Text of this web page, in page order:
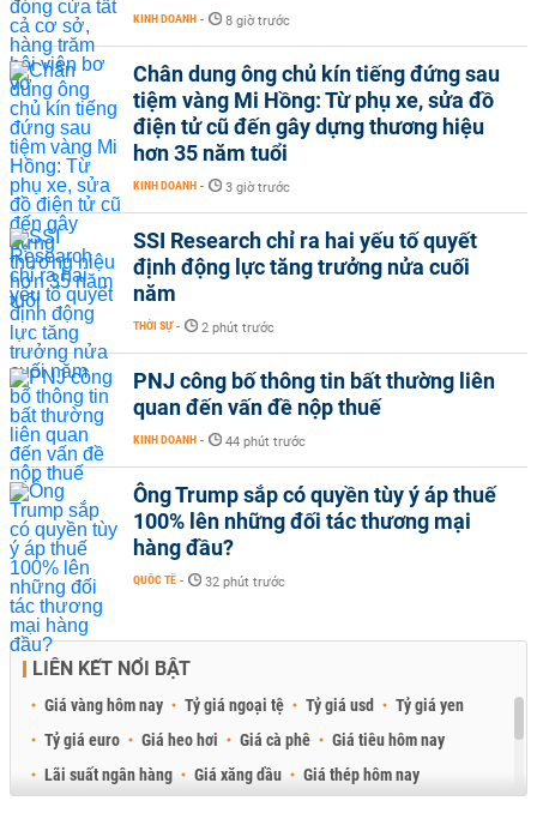
KINH DOANH - 8 giờ trước
Chân dung ông chủ kín tiếng đứng sau
tiệm vàng Mi Hồng: Từ phụ xe, sửa đồ
điện tử cũ đến gây dựng thương hiệu
hơn 35 năm tuổi
KINH DOANH - 3 giờ trước
SSI Research chỉ ra hai yếu tố quyết
định động lực tăng trưởng nửa cuối
năm
THỜI SỰ - 2 phút trước
PNJ công bố thông tin bất thường liên
quan đến vấn đề nộp thuế
KINH DOANH - 44 phút trước
Ông Trump sắp có quyền tùy ý áp thuế
100% lên những đối tác thương mại
hàng đầu?
QUỐC TẾ - 32 phút trước
LIÊN KẾT NỔI BẬT
Giá vàng hôm nay Tỷ giá ngoại tệ Tỷ giá usd
Tỷ giá yen
Tỷ giá euro
Giá heo hơi Giá cà phê
Giá tiêu hôm nay
Lãi suất ngân hàng
Giá xăng dầu
Giá thép hôm nay